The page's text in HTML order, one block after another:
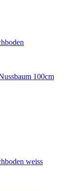
100cm